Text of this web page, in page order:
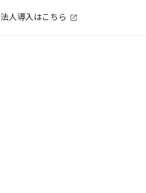
法人導入はこちら